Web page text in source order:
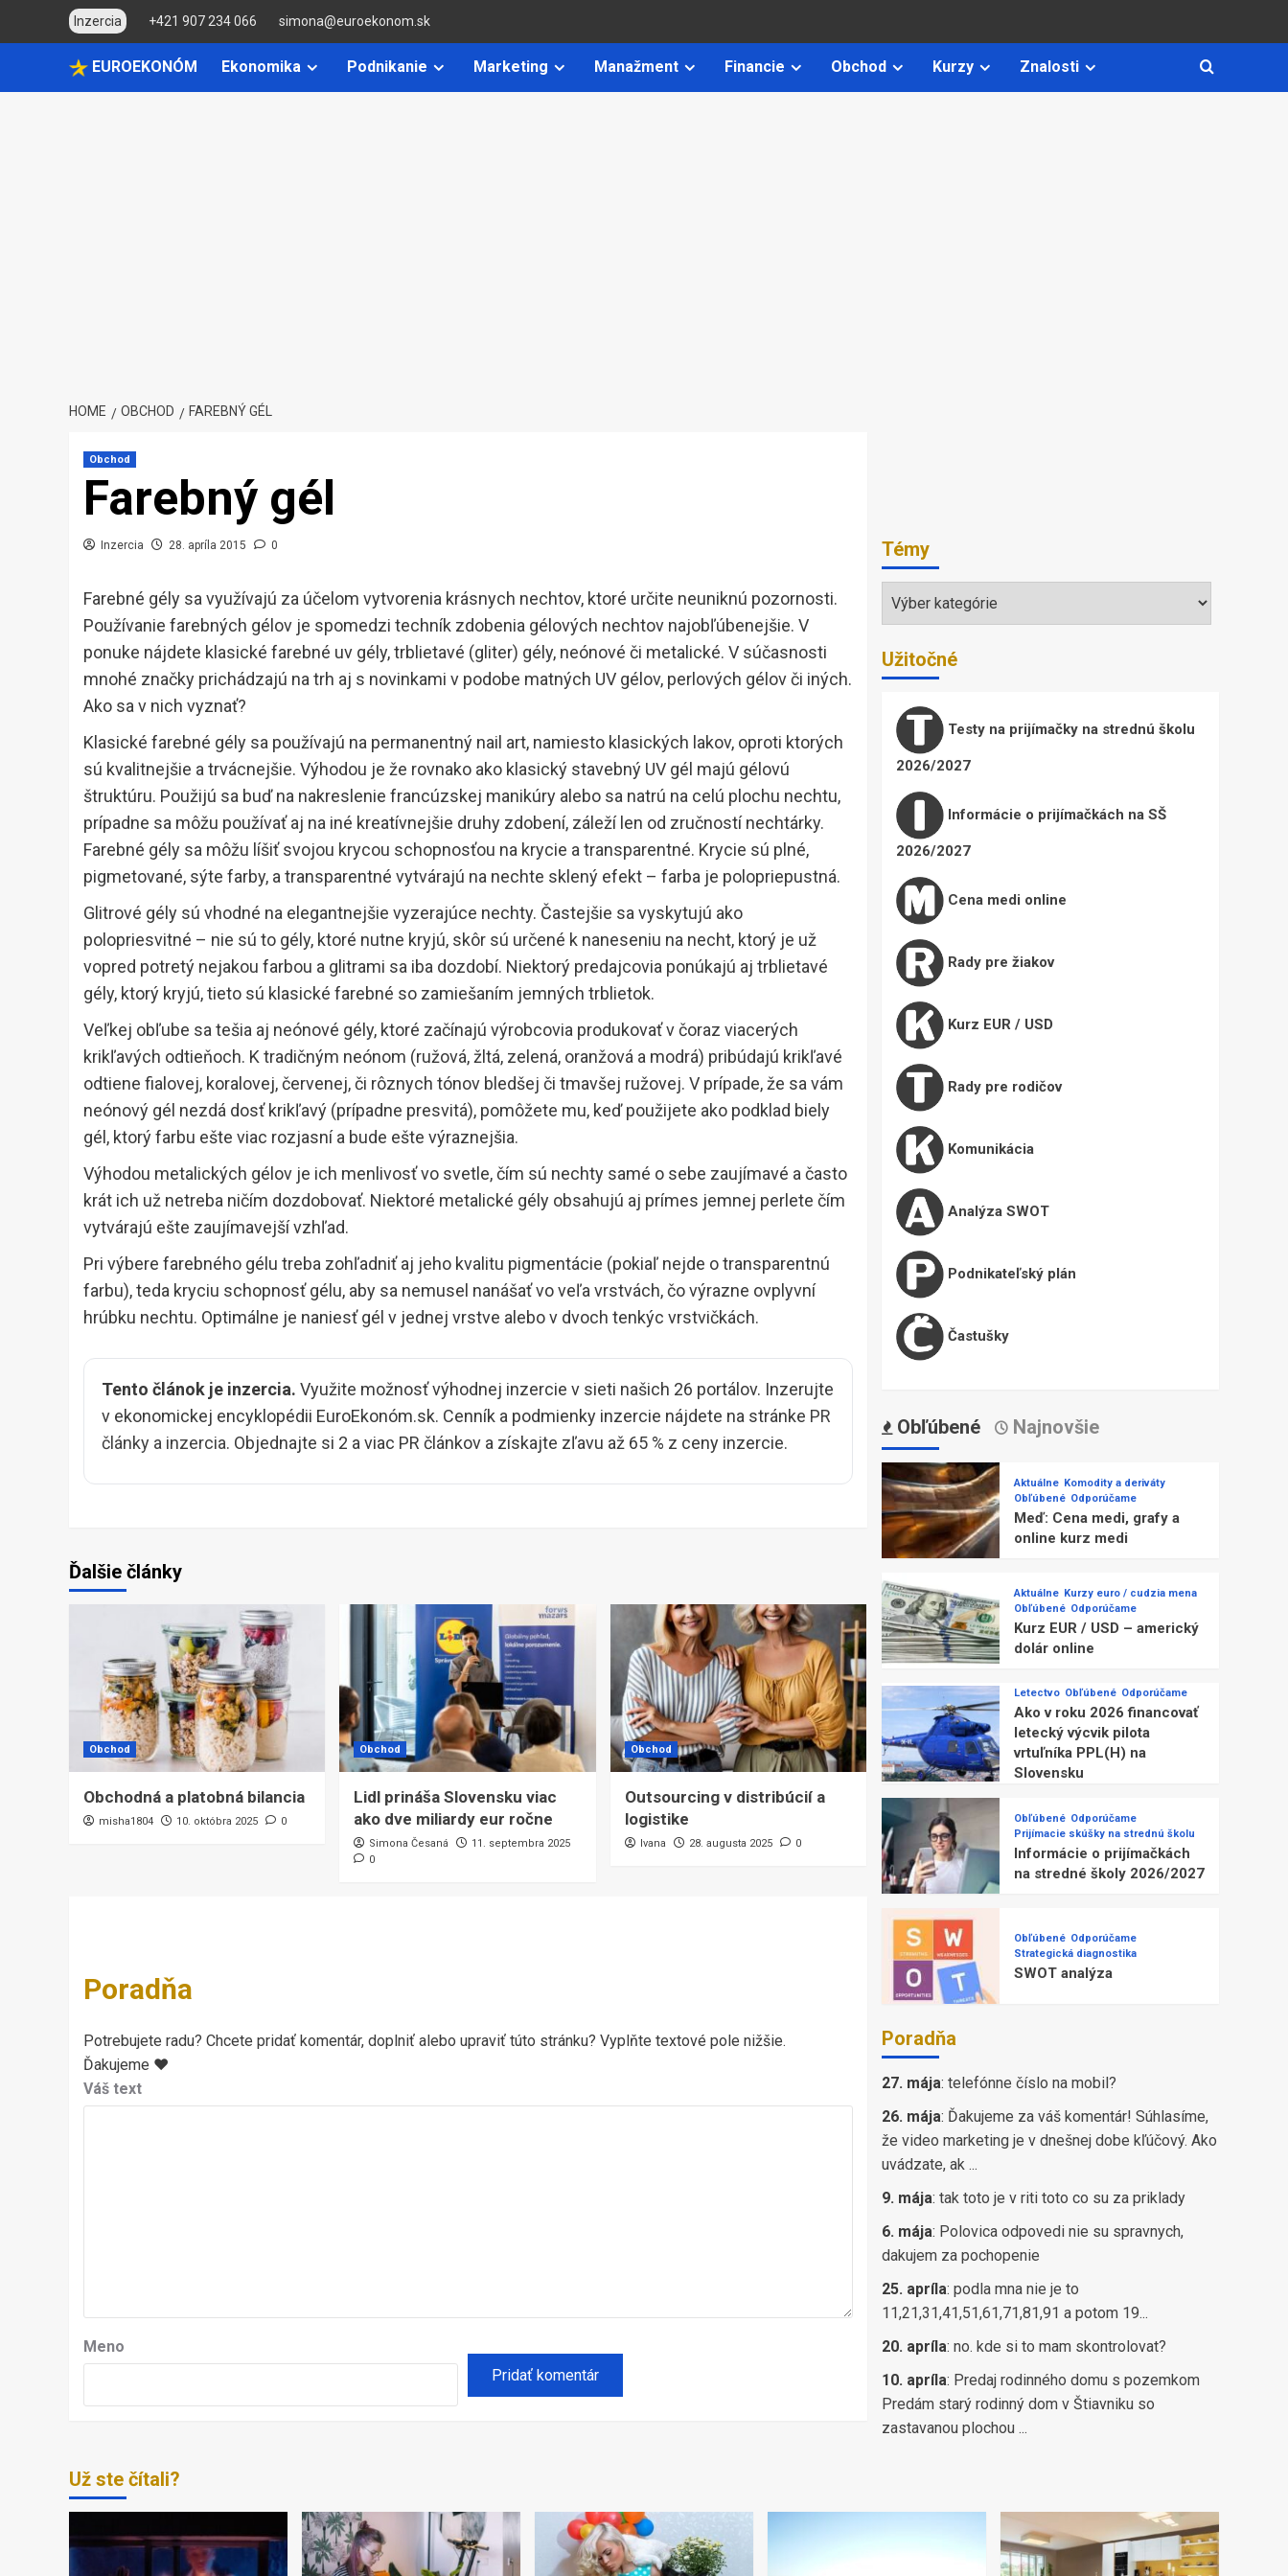
Inzercia +421 907 234 066 simona@euroekonom.sk
EUROEKONÓM Ekonomika Podnikanie Marketing Manažment Financie Obchod Kurzy Znalosti
HOME OBCHOD FAREBNÝ GÉL
Obchod
Farebný gél
Inzercia 28. apríla 2015 0
Farebné gély sa využívajú za účelom vytvorenia krásnych nechtov, ktoré určite neuniknú pozornosti.
Používanie farebných gélov je spomedzi techník zdobenia gélových nechtov najobľúbenejšie. V
ponuke nájdete klasické farebné uv gély, trblietavé (gliter) gély, neónové či metalické. V súčasnosti
mnohé značky prichádzajú na trh aj s novinkami v podobe matných UV gélov, perlových gélov či iných.
Ako sa v nich vyznať?
Klasické farebné gély sa používajú na permanentný nail art, namiesto klasických lakov, oproti ktorých
sú kvalitnejšie a trvácnejšie. Výhodou je že rovnako ako klasický stavebný UV gél majú gélovú
štruktúru. Použijú sa buď na nakreslenie francúzskej manikúry alebo sa natrú na celú plochu nechtu,
prípadne sa môžu používať aj na iné kreatívnejšie druhy zdobení, záleží len od zručností nechtárky.
Farebné gély sa môžu líšiť svojou krycou schopnosťou na krycie a transparentné. Krycie sú plné,
pigmetované, sýte farby, a transparentné vytvárajú na nechte sklený efekt – farba je polopriepustná.
Glitrové gély sú vhodné na elegantnejšie vyzerajúce nechty. Častejšie sa vyskytujú ako
polopriesvitné – nie sú to gély, ktoré nutne kryjú, skôr sú určené k naneseniu na necht, ktorý je už
vopred potretý nejakou farbou a glitrami sa iba dozdobí. Niektorý predajcovia ponúkajú aj trblietavé
gély, ktorý kryjú, tieto sú klasické farebné so zamiešaním jemných trblietok.
Veľkej obľube sa tešia aj neónové gély, ktoré začínajú výrobcovia produkovať v čoraz viacerých
krikľavých odtieňoch. K tradičným neónom (ružová, žltá, zelená, oranžová a modrá) pribúdajú krikľavé
odtiene fialovej, koralovej, červenej, či rôznych tónov bledšej či tmavšej ružovej. V prípade, že sa vám
neónový gél nezdá dosť krikľavý (prípadne presvitá), pomôžete mu, keď použijete ako podklad biely
gél, ktorý farbu ešte viac rozjasní a bude ešte výraznejšia.
Výhodou metalických gélov je ich menlivosť vo svetle, čím sú nechty samé o sebe zaujímavé a často
krát ich už netreba ničím dozdobovať. Niektoré metalické gély obsahujú aj prímes jemnej perlete čím
vytvárajú ešte zaujímavejší vzhľad.
Pri výbere farebného gélu treba zohľadniť aj jeho kvalitu pigmentácie (pokiaľ nejde o transparentnú
farbu), teda kryciu schopnosť gélu, aby sa nemusel nanášať vo veľa vrstvách, čo výrazne ovplyvní
hrúbku nechtu. Optimálne je naniesť gél v jednej vrstve alebo v dvoch tenkýc vrstvičkách.
Tento článok je inzercia. Využite možnosť výhodnej inzercie v sieti našich 26 portálov. Inzerujte
v ekonomickej encyklopédii EuroEkonóm.sk. Cenník a podmienky inzercie nájdete na stránke PR
články a inzercia. Objednajte si 2 a viac PR článkov a získajte zľavu až 65 % z ceny inzercie.
Ďalšie články
Obchod
Obchodná a platobná bilancia
misha1804 10. októbra 2025 0
Obchod
Lidl prináša Slovensku viac
ako dve miliardy eur ročne
Simona Česaná
11. septembra 2025
0
Obchod
Outsourcing v distribúcií a
logistike
Ivana 28. augusta 2025 0
Poradňa
Potrebujete radu? Chcete pridať komentár, doplniť alebo upraviť túto stránku? Vyplňte textové pole nižšie.
Ďakujeme ♥
Váš text
Meno
Témy
Témy
Užitočné
Testy na prijímačky na strednú školu
2026/2027
Informácie o prijímačkách na SŠ
2026/2027
Cena medi online
Rady pre žiakov
Kurz EUR / USD
Rady pre rodičov
Komunikácia
Analýza SWOT
Podnikateľský plán
Častušky
Obľúbené Najnovšie
Aktuálne Komodity a deriváty
Obľúbené Odporúčame
Meď: Cena medi, grafy a
online kurz medi
Aktuálne Kurzy euro / cudzia mena
Obľúbené Odporúčame
Kurz EUR / USD – americký
dolár online
Letectvo Obľúbené Odporúčame
Ako v roku 2026 financovať
letecký výcvik pilota
vrtuľníka PPL(H) na
Slovensku
Obľúbené Odporúčame
Prijímacie skúšky na strednú školu
Informácie o prijímačkách
na stredné školy 2026/2027
Obľúbené Odporúčame
Strategická diagnostika
SWOT analýza
Poradňa
27. mája: telefónne číslo na mobil?
26. mája: Ďakujeme za váš komentár! Súhlasíme,
že video marketing je v dnešnej dobe kľúčový. Ako
uvádzate, ak ...
9. mája: tak toto je v riti toto co su za priklady
6. mája: Polovica odpovedi nie su spravnych,
dakujem za pochopenie
25. apríla: podla mna nie je to
11,21,31,41,51,61,71,81,91 a potom 19...
20. apríla: no. kde si to mam skontrolovat?
10. apríla: Predaj rodinného domu s pozemkom
Predám starý rodinný dom v Štiavniku so
zastavanou plochou ...
Už ste čítali?